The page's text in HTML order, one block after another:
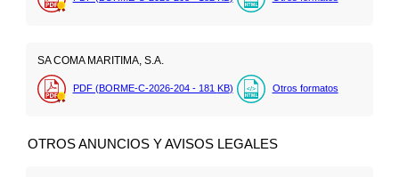
SA COMA MARITIMA, S.A.
PDF (BORME-C-2026-204 - 181 KB) Otros formatos
OTROS ANUNCIOS Y AVISOS LEGALES